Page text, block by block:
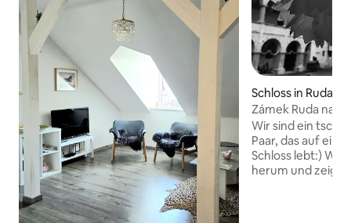
Schloss in Ruda
Zámek Ruda nad
Wir sind ein
Paar, das auf
Schloss lebt:) Wir
herum und